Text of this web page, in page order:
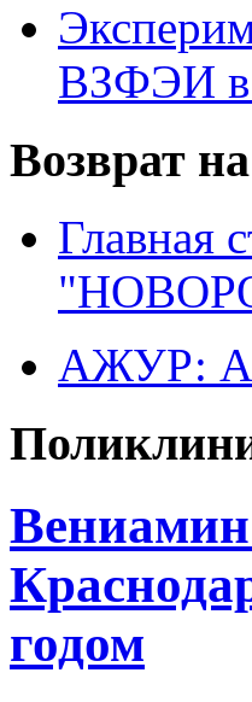
ВЗФЭИ в
Возврат
Главная
АЖУР:
Вениамин
годом